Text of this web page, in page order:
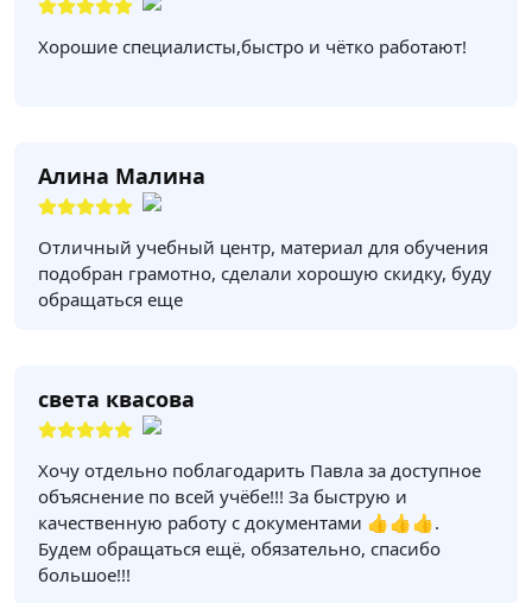
Хорошие специалисты,быстро и чётко работают!
Алина Малина
Отличный учебный центр, материал для обучения
подобран грамотно, сделали хорошую скидку, буду
обращаться еще
света квасова
Хочу отдельно поблагодарить Павла за доступное
объяснение по всей учёбе!!! За быструю и
качественную работу с документами 👍👍👍.
Будем обращаться ещё, обязательно, спасибо
большое!!!